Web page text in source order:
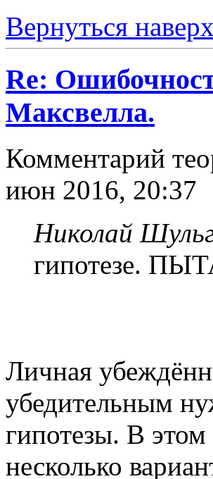
Вернуться наверх
Re:
Максвелла.
Комментарий
июн 2016, 20:37
Николай
гипотезе.
Личная
убедительным
гипотезы. В этом
несколько